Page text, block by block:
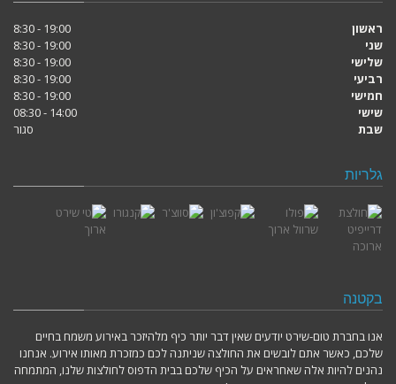
ראשון
19:00 - 8:30
שני
19:00 - 8:30
שלישי
19:00 - 8:30
רביעי
19:00 - 8:30
חמישי
19:00 - 8:30
שישי
14:00 - 08:30
שבת
סגור
גלריות
בקטנה
אנו בחברת טום-שירט יודעים שאין דבר יותר כיף מלהיזכר באירוע משמח בחיים
שלכם, כאשר אתם לובשים את החולצה שניתנה לכם כמזכרת מאותו אירוע. אנחנו
נהנים להיות אלה שאחראים על הכיף שלכם בבית הדפוס לחולצות שלנו, המתמחה